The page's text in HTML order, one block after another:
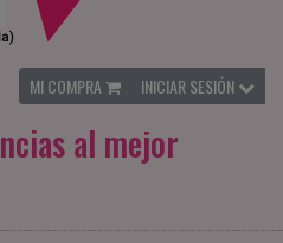
MI COMPRA INICIAR SESIÓN
al mejor